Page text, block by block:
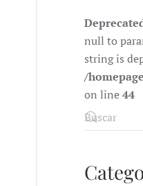
null to
string is
/
on line44